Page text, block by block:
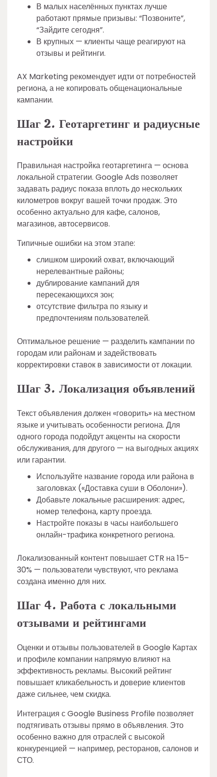
В малых населённых пунктах лучше
работают прямые призывы: “Позвоните”,
“Зайдите сегодня”.
В крупных — клиенты чаще реагируют на
отзывы и рейтинги.
AX Marketing рекомендует идти от потребностей
региона, а не копировать общенациональные
кампании.
Шаг 2. Геотаргетинг и радиусные
настройки
Правильная настройка геотаргетинга — основа
локальной стратегии. Google Ads позволяет
задавать радиус показа вплоть до нескольких
километров вокруг вашей точки продаж. Это
особенно актуально для кафе, салонов,
магазинов, автосервисов.
Типичные ошибки на этом этапе:
слишком широкий охват, включающий
нерелевантные районы;
дублирование кампаний для
пересекающихся зон;
отсутствие фильтра по языку и
предпочтениям пользователей.
Оптимальное решение — разделить кампании по
городам или районам и задействовать
корректировки ставок в зависимости от локации.
Шаг 3. Локализация объявлений
Текст объявления должен «говорить» на местном
языке и учитывать особенности региона. Для
одного города подойдут акценты на скорости
обслуживания, для другого — на выгодных акциях
или гарантии.
Используйте название города или района в
заголовках («Доставка суши в Оболони»).
Добавьте локальные расширения: адрес,
номер телефона, карту проезда.
Настройте показы в часы наибольшего
онлайн-трафика конкретного региона.
Локализованный контент повышает CTR на 15–
30% — пользователи чувствуют, что реклама
создана именно для них.
Шаг 4. Работа с локальными
отзывами и рейтингами
Оценки и отзывы пользователей в Google Картах
и профиле компании напрямую влияют на
эффективность рекламы. Высокий рейтинг
повышает кликабельность и доверие клиентов
даже сильнее, чем скидка.
Интеграция с Google Business Profile позволяет
подтягивать отзывы прямо в объявления. Это
особенно важно для отраслей с высокой
конкуренцией — например, ресторанов, салонов и
СТО.